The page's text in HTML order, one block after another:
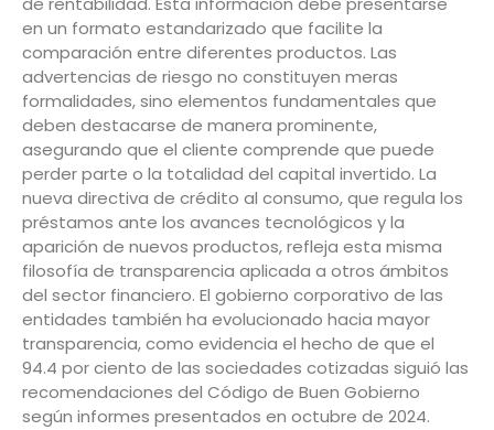
en un formato estandarizado que facilite la
comparación entre diferentes productos. Las
advertencias de riesgo no constituyen meras
formalidades, sino elementos fundamentales que
deben destacarse de manera prominente,
asegurando que el cliente comprende que puede
perder parte o la totalidad del capital invertido. La
nueva directiva de crédito al consumo, que regula los
préstamos ante los avances tecnológicos y la
aparición de nuevos productos, refleja esta misma
filosofía de transparencia aplicada a otros ámbitos
del sector financiero. El gobierno corporativo de las
entidades también ha evolucionado hacia mayor
transparencia, como evidencia el hecho de que el
94.4 por ciento de las sociedades cotizadas siguió las
recomendaciones del Código de Buen Gobierno
según informes presentados en octubre de 2024.